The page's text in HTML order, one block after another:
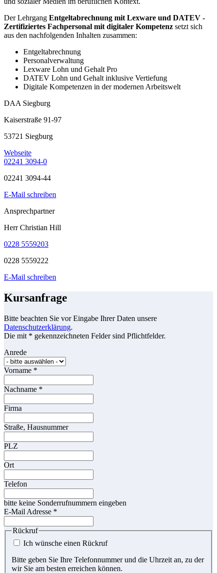
Der Lehrgang Entgeltabrechnung mit Lexware und DATEV -
Zertifiziertes Fachpersonal mit digitaler Kompetenz setzt sich
aus den nachfolgenden Inhalten zusammen:
Entgeltabrechnung
Personalverwaltung
Lexware Lohn und Gehalt Pro
DATEV Lohn und Gehalt inklusive Vertiefung
Digitale Kompetenzen in der modernen Arbeitswelt
DAA Siegburg
Kaiserstraße 91-97
53721 Siegburg
Webseite
02241 3094-0
02241 3094-44
E-Mail schreiben
Ansprechpartner
Herr Christian Hill
0228 5559203
0228 5559222
E-Mail schreiben
Kursanfrage
Bitte beachten Sie vor Eingabe Ihrer Daten unsere
Datenschutzerklärung.
Die mit * gekennzeichneten Felder sind Pflichtfelder.
Anrede
Vorname *
Nachname *
Firma
Straße, Hausnummer
PLZ
Ort
Telefon
bitte keine Sonderrufnummern eingeben
E-Mail Adresse *
Rückruf
Ich wünsche einen Rückruf
Bitte geben Sie Ihre Telefonnummer und die Uhrzeit an, zu der
wir Sie am besten erreichen können.